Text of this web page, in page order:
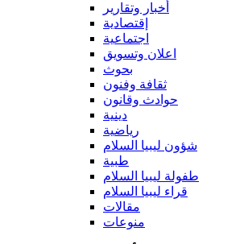
أخبار وتقارير
إقتصادية
اجتماعية
اعلان وتسويق
بحوث
ثقافة وفنون
حوادث وقانون
دينية
رياضية
شؤون ليبيا السلام
طبية
طفولة ليبيا السلام
قراء ليبيا السلام
مقالات
منوعات